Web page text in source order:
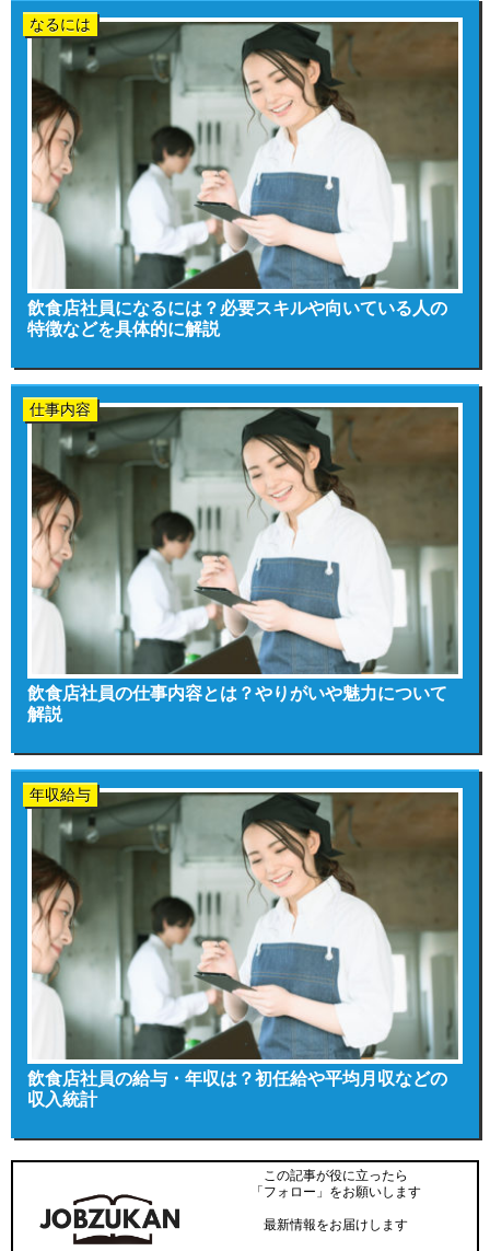
なるには
飲食店社員になるには？必要スキルや向いている人の
特徴などを具体的に解説
仕事内容
飲食店社員の仕事内容とは？やりがいや魅力について
解説
年収給与
飲食店社員の給与・年収は？初任給や平均月収などの
収入統計
この記事が役に立ったら
「フォロー」をお願いします
最新情報をお届けします